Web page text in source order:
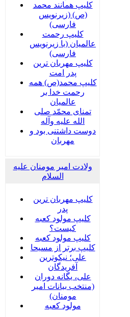
کلیپ همانند محمد
(ص) (زیرنویس
فارسی)
کلیپ رحمت
عالمیان (با زیرنویس
فارسی)
کلیپ مهربان ترین
پدر امت
کلیپ محمد(ص) همه
رحمت خدا بر
عالمیان
تمنای محمّد صلی
الله علیه وآله
دوست داشتنی بود و
مهربان
ولادت امیر مومنان علیه
السلام
کلیپ مهربان ترین
پدر
کلیپ مولود کعبه
کیست؟
کلیپ مولود کعبه
کلیپ برتر از مسیحا
علی؛ نیکوترین
آفریدگان
علی، یگانه دوران
(منتخب بیانات امیر
مومنان)
مولود کعبه